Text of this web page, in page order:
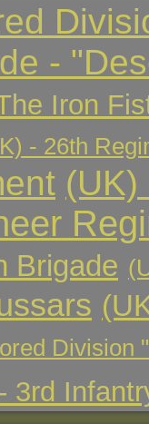
-
Iron
- 26th
Brigade
Division
3rd